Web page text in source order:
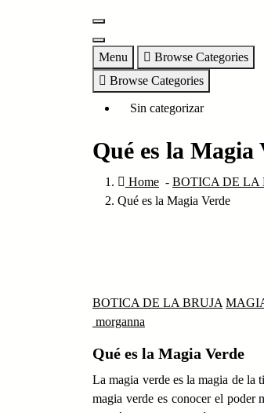
Menu
Browse Categories
Browse Categories
Sin categorizar
Qué es la Magia
Home - BOTICA DE LA
Qué es la Magia Verde
BOTICA DE LA BRUJA
morganna
Qué es la Magia Verde
La magia verde es la magia de la
magia verde es conocer el poder